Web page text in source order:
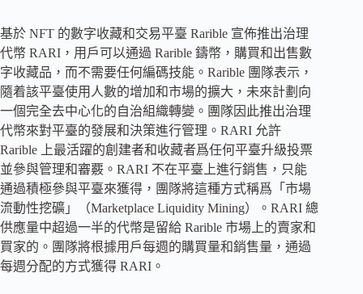
基於 NFT 的數字收藏和交易平臺 Rarible 宣佈推出治理
代幣 RARI，用戶可以通過 Rarible 鑄幣，購買和出售數
字收藏品，而不需要任何編碼技能。Rarible 團隊表示，
隨着該平臺使用人數的增加和市場的擴大，未來計劃向
一個完全去中心化的自治組織轉變。團隊因此推出治理
代幣來對平臺的發展和決策進行管理。RARI 允許
Rarible 上最活躍的創建者和收藏者爲任何平臺升級投票
並參與管理和審覈。RARI 不在平臺上進行銷售，只能
通過積極參與平臺來獲得，團隊將這種方式稱爲「市場
流動性挖礦」（Marketplace Liquidity Mining）。RARI 總
供應量中超過一半的代幣是留給 Rarible 市場上的賣家和
買家的。團隊將根據用戶每週的購買量和銷售量，通過
每週分配的方式獲得 RARI。